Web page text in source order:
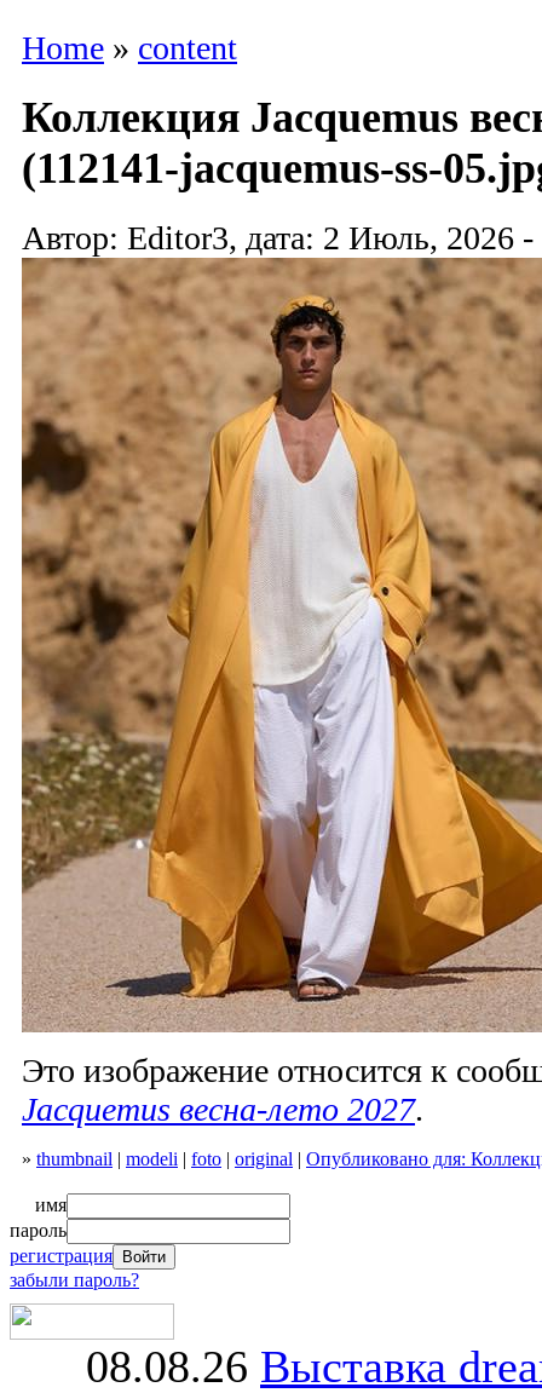
Home » content
Коллекция Jacquemus
(112141-jacquemus-ss-
Автор: Editor3, дата: 2 Июль, 2026 -
Это изображение относится к
Jacquemus весна-лето 2027.
» thumbnail | modeli | foto | original | Опубликовано для:
имя
пароль
регистрация
забыли пароль?
08.08.26 Выставка